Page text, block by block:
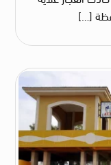
[…]